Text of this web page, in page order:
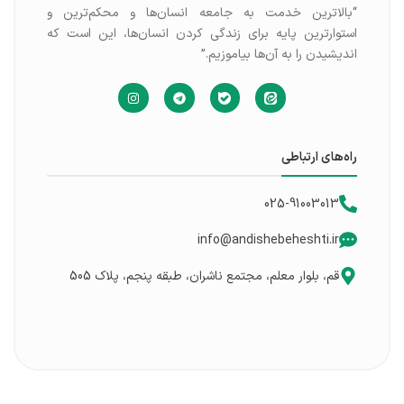
“بالاترین خدمت به جامعه انسان‌ها و محکم‌ترین و
استوارترین پایه برای زندگی کردن انسان‌ها، این است که
اندیشیدن را به آن‌ها بیاموزیم.”
راه‌های ارتباطی
025-91003013
info@andishebeheshti.ir
قم، بلوار معلم، مجتمع ناشران، طبقه پنجم، پلاک 505